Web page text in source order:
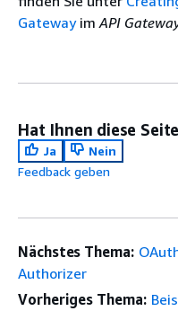
GatewayimAPI
Hat Ihnen diese
Ja
Nein
Feedback geben
Nächstes Thema:
Authorizer
Vorheriges Thema: